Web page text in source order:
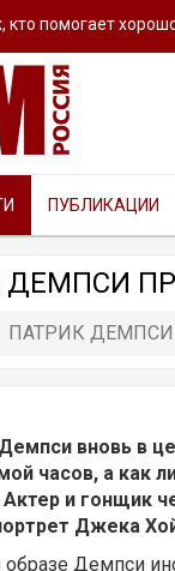
кто помогает
ПУБЛИКАЦИИ
ПАТРИК ДЕМПСИ
вновь в
часов, а как
и гонщик
Джека
Демпси